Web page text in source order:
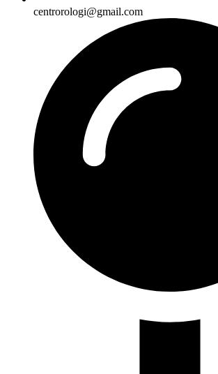
centrorologi@gmail.com